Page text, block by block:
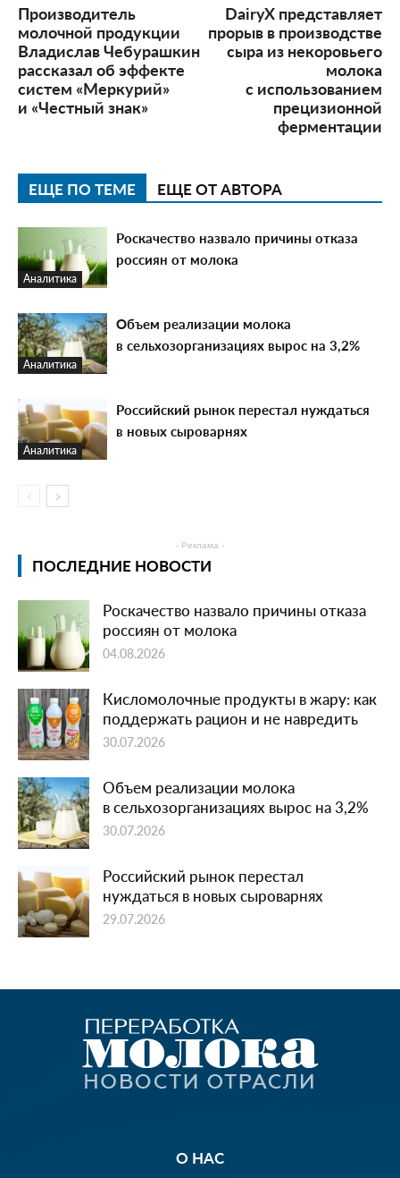
Производитель
молочной продукции
Владислав Чебурашкин
рассказал об эффекте
систем «Меркурий»
и «Честный знак»
DairyX представляет
прорыв в производстве
сыра из некоровьего
молока
с использованием
прецизионной
ферментации
ЕЩЕ ПО ТЕМЕ ЕЩЕ ОТ АВТОРА
Аналитика
Роскачество назвало причины отказа
россиян от молока
Аналитика
Объем реализации молока
в сельхозорганизациях вырос на 3,2%
Аналитика
Российский рынок перестал нуждаться
в новых сыроварнях
- Реклама -
ПОСЛЕДНИЕ НОВОСТИ
Роскачество назвало причины отказа
россиян от молока
04.08.2026
Кисломолочные продукты в жару: как
поддержать рацион и не навредить
30.07.2026
Объем реализации молока
в сельхозорганизациях вырос на 3,2%
30.07.2026
Российский рынок перестал
нуждаться в новых сыроварнях
29.07.2026
О НАС